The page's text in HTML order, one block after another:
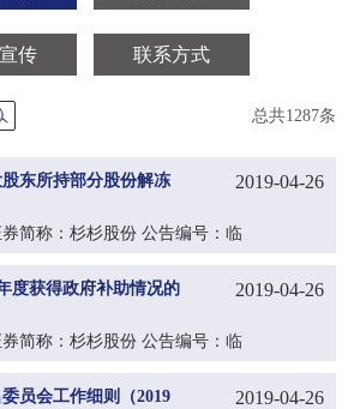
传 联系方式
总共1287条
东所持部分股份解冻
2019-04-26
简称：杉杉股份 公告编号：临
度获得政府补助情况的
2019-04-26
简称：杉杉股份 公告编号：临
员会工作细则（2019
2019-04-26